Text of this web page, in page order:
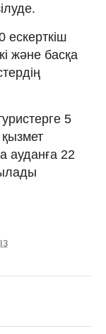
және басқа
5
ауданға 22